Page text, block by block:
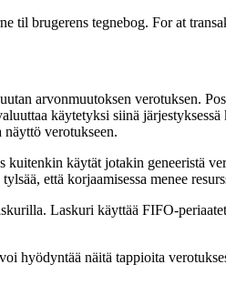
til brugerens tegnebog. For at
arvonmuutoksen verotuksen.
käytetyksi siinä
verotukseen.
käytät jotakin geneeristä
että korjaamisessa menee
Laskuri käyttää FIFO-
hyödyntää näitä tappioita